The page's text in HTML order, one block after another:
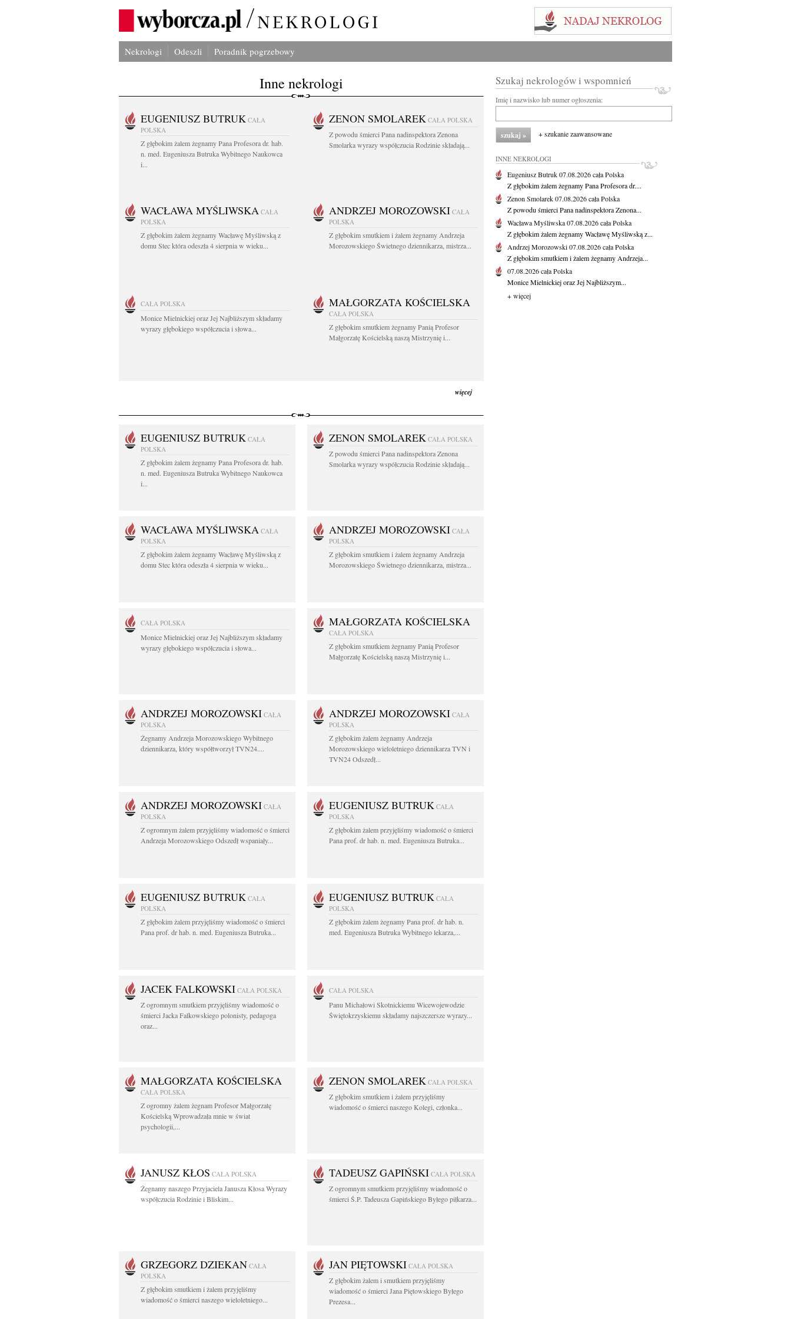
Nekrologi Odeszli Poradnik pogrzebowy
Inne nekrologi
EUGENIUSZ BUTRUK CAŁA
POLSKA
Z głębokim żalem żegnamy Pana Profesora dr. hab.
n. med. Eugeniusza Butruka Wybitnego Naukowca
i...
ZENON SMOLAREK CAŁA POLSKA
Z powodu śmierci Pana nadinspektora Zenona
Smolarka wyrazy współczucia Rodzinie składają...
WACŁAWA MYŚLIWSKA CAŁA
POLSKA
Z głębokim żalem żegnamy Wacławę Myśliwską z
domu Stec która odeszła 4 sierpnia w wieku...
ANDRZEJ MOROZOWSKI CAŁA
POLSKA
Z głębokim smutkiem i żalem żegnamy Andrzeja
Morozowskiego Świetnego dziennikarza, mistrza...
CAŁA POLSKA
Monice Mielnickiej oraz Jej Najbliższym składamy
wyrazy głębokiego współczucia i słowa...
MAŁGORZATA KOŚCIELSKA
CAŁA POLSKA
Z głębokim smutkiem żegnamy Panią Profesor
Małgorzatę Kościelską naszą Mistrzynię i...
więcej
EUGENIUSZ BUTRUK CAŁA
POLSKA
Z głębokim żalem żegnamy Pana Profesora dr. hab.
n. med. Eugeniusza Butruka Wybitnego Naukowca
i...
ZENON SMOLAREK CAŁA POLSKA
Z powodu śmierci Pana nadinspektora Zenona
Smolarka wyrazy współczucia Rodzinie składają...
WACŁAWA MYŚLIWSKA CAŁA
POLSKA
Z głębokim żalem żegnamy Wacławę Myśliwską z
domu Stec która odeszła 4 sierpnia w wieku...
ANDRZEJ MOROZOWSKI CAŁA
POLSKA
Z głębokim smutkiem i żalem żegnamy Andrzeja
Morozowskiego Świetnego dziennikarza, mistrza...
CAŁA POLSKA
Monice Mielnickiej oraz Jej Najbliższym składamy
wyrazy głębokiego współczucia i słowa...
MAŁGORZATA KOŚCIELSKA
CAŁA POLSKA
Z głębokim smutkiem żegnamy Panią Profesor
Małgorzatę Kościelską naszą Mistrzynię i...
ANDRZEJ MOROZOWSKI CAŁA
POLSKA
Żegnamy Andrzeja Morozowskiego Wybitnego
dziennikarza, który współtworzył TVN24....
ANDRZEJ MOROZOWSKI CAŁA
POLSKA
Z głębokim żalem żegnamy Andrzeja
Morozowskiego wieloletniego dziennikarza TVN i
TVN24 Odszedł...
ANDRZEJ MOROZOWSKI CAŁA
POLSKA
Z ogromnym żalem przyjęliśmy wiadomość o śmierci
Andrzeja Morozowskiego Odszedł wspaniały...
EUGENIUSZ BUTRUK CAŁA
POLSKA
Z głębokim żalem przyjęliśmy wiadomość o śmierci
Pana prof. dr hab. n. med. Eugeniusza Butruka...
EUGENIUSZ BUTRUK CAŁA
POLSKA
Z głębokim żalem przyjęliśmy wiadomość o śmierci
Pana prof. dr hab. n. med. Eugeniusza Butruka...
EUGENIUSZ BUTRUK CAŁA
POLSKA
Z głębokim żalem żegnamy Pana prof. dr hab. n.
med. Eugeniusza Butruka Wybitnego lekarza,...
JACEK FALKOWSKI CAŁA POLSKA
Z ogromnym smutkiem przyjęliśmy wiadomość o
śmierci Jacka Falkowskiego polonisty, pedagoga
oraz...
CAŁA POLSKA
Panu Michałowi Skotnickiemu Wicewojewodzie
Świętokrzyskiemu składamy najszczersze wyrazy...
MAŁGORZATA KOŚCIELSKA
CAŁA POLSKA
Z ogromny żalem żegnam Profesor Małgorzatę
Kościelską Wprowadzała mnie w świat
psychologii,...
ZENON SMOLAREK CAŁA POLSKA
Z głębokim smutkiem i żalem przyjęliśmy
wiadomość o śmierci naszego Kolegi, członka...
JANUSZ KŁOS CAŁA POLSKA
Żegnamy naszego Przyjaciela Janusza Kłosa Wyrazy
współczucia Rodzinie i Bliskim...
TADEUSZ GAPIŃSKI CAŁA POLSKA
Z ogromnym smutkiem przyjęliśmy wiadomość o
śmierci Ś.P. Tadeusza Gapińskiego Byłego piłkarza...
GRZEGORZ DZIEKAN CAŁA
POLSKA
Z głębokim smutkiem i żalem przyjęliśmy
wiadomość o śmierci naszego wieloletniego...
JAN PIĘTOWSKI CAŁA POLSKA
Z głębokim żalem i smutkiem przyjęliśmy
wiadomość o śmierci Jana Piętowskiego Byłego
Prezesa...
Szukaj nekrologów i wspomnień
Imię i nazwisko lub numer ogłoszenia:
+ szukanie zaawansowane
INNE NEKROLOGI
Eugeniusz Butruk07.08.2026cała Polska
Z głębokim żalem żegnamy Pana Profesora dr....
Zenon Smolarek07.08.2026cała Polska
Z powodu śmierci Pana nadinspektora Zenona...
Wacława Myśliwska07.08.2026cała Polska
Z głębokim żalem żegnamy Wacławę Myśliwską z...
Andrzej Morozowski07.08.2026cała Polska
Z głębokim smutkiem i żalem żegnamy Andrzeja...
07.08.2026cała Polska
Monice Mielnickiej oraz Jej Najbliższym...
+ więcej